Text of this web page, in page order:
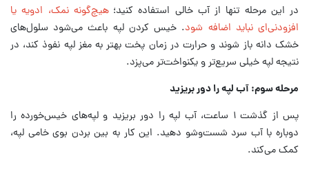
در این مرحله تنها از آب خالی استفاده کنید؛ هیچ‌گونه نمک، ادویه یا
افزودنی‌ای نباید اضافه شود. خیس کردن لپه باعث می‌شود سلول‌های
خشک دانه باز شوند و حرارت در زمان پخت بهتر به مغز لپه نفوذ کند، در
نتیجه لپه خیلی سریع‌تر و یکنواخت‌تر می‌پزد.
مرحله سوم: آب لپه را دور بریزید
پس از گذشت ۱ ساعت، آب لپه را دور بریزید و لپه‌های خیس‌خورده را
دوباره با آب سرد شست‌وشو دهید. این کار به بین بردن بوی خامی لپه،
کمک می‌کند.